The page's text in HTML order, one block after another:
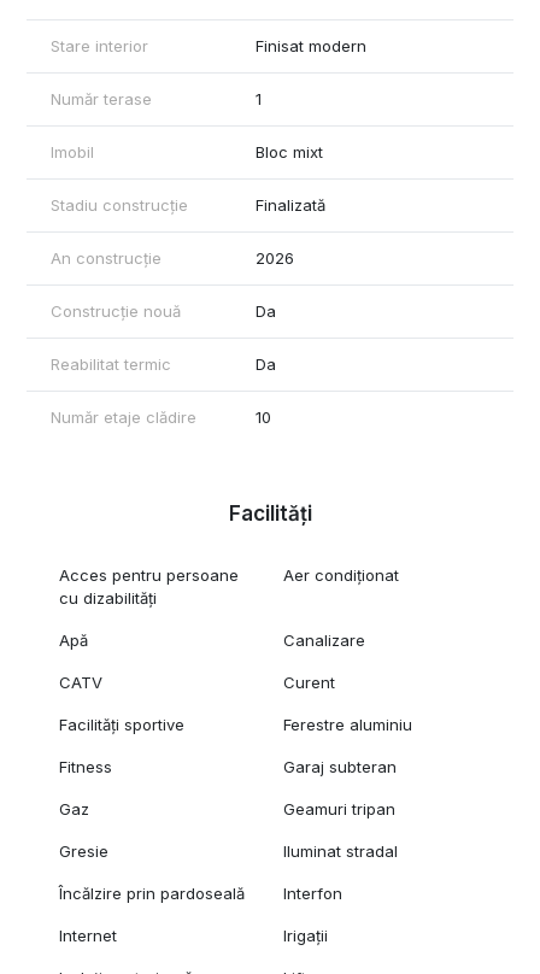
tramvai), stații de încărcare pentru mașini electrice și parcare
pentru biciclete și motociclete.
Va stau la dispozitie pentru vizionare si detalii!
Stare interior Finisat modern
Număr terase 1
Imobil Bloc mixt
Stadiu construcție Finalizată
An construcție 2026
Construcție nouă Da
Reabilitat termic Da
Număr etaje clădire 10
Facilități
Acces pentru persoane
cu dizabilități
Aer condiționat
Apă Canalizare
CATV Curent
Facilități sportive Ferestre aluminiu
Fitness Garaj subteran
Gaz Geamuri tripan
Gresie Iluminat stradal
Încălzire prin pardoseală Interfon
Internet Irigații